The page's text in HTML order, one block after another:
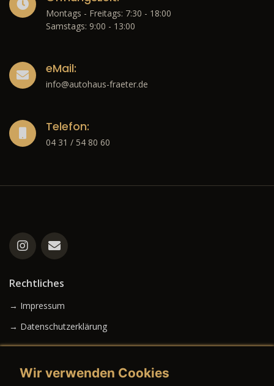
Montags - Freitags: 7:30 - 18:00
Samstags: 9:00 - 13:00
eMail:
info@autohaus-fraeter.de
Telefon:
04 31 / 54 80 60
Rechtliches
→ Impressum
→ Datenschutzerklärung
Wir verwenden Cookies